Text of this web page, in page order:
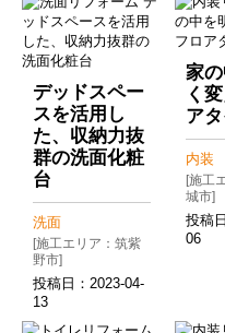
デッドスペー
スを活用し
た、収納力抜
群の洗面化粧
台
洗面
[施工エリア：筑紫
野市]
投稿日： 2023-04-
13
家
く
ア
内装
[施工
城市]
投稿
06